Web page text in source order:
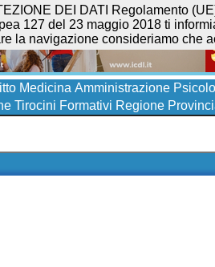
Medicina Amministrazione
Tirocini Formativi Regione
DEI DATI Regolamento
127 del 23 maggio 2018 ti
la navigazione consideriamo che